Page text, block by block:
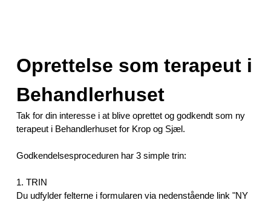
Oprettelse som terapeut i
Behandlerhuset
Tak for din interesse i at blive oprettet og godkendt som ny
terapeut i Behandlerhuset for Krop og Sjæl.
Godkendelsesproceduren har 3 simple trin:
1. TRIN
Du udfylder felterne i formularen via nedenstående link "NY